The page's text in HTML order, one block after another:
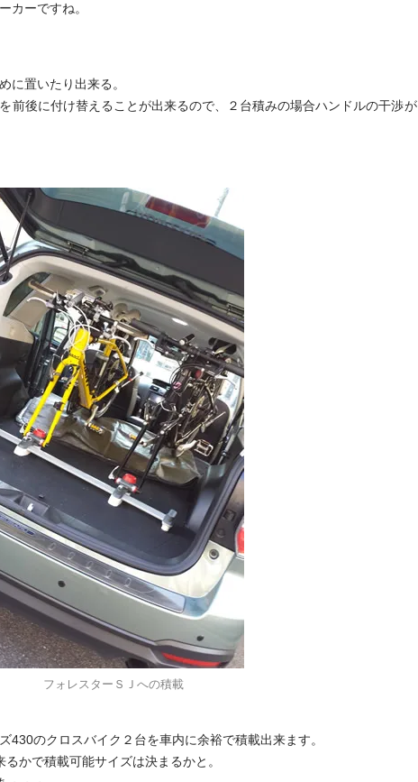
カーですね。
置いたり出来る。
前後に付け替えることが出来るので、２台積みの場合ハンドルの干渉が
フォレスターＳＪへの積載
430のクロスバイク２台を車内に余裕で積載出来ます。
かで積載可能サイズは決まるかと。